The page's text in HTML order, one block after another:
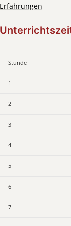
Erfahrungen
Stunde
1
2
3
4
5
6
7